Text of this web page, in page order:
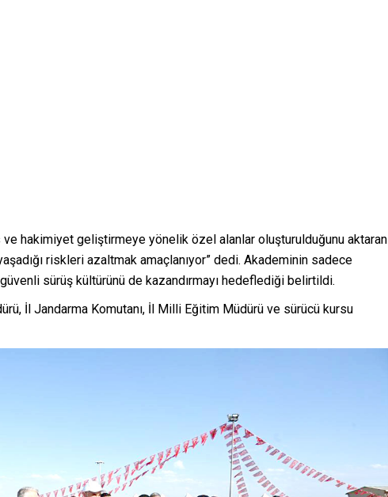
hakimiyet geliştirmeye yönelik özel alanlar oluşturulduğunu aktaran
riskleri azaltmak amaçlanıyor” dedi. Akademinin sadece
sürüş kültürünü de kazandırmayı hedeflediği belirtildi.
İl Jandarma Komutanı, İl Milli Eğitim Müdürü ve sürücü kursu